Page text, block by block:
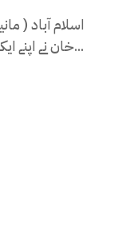
اسلام آباد (
خان نے اپنے ایک بیان میں کہا ہے کہ 13...